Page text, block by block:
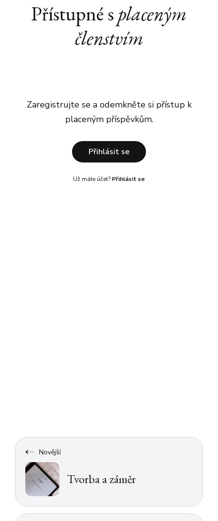
Přístupné splaceným
členstvím
Zaregistrujte se a odemkněte si přístup k
placeným příspěvkům.
Přihlásit se
Už máte účet? Přihlásit se
Novější
Tvorba a záměr